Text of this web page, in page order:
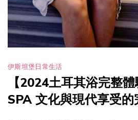
伊斯坦堡日常生活
【2024土耳其浴完整
SPA 文化與現代享受的